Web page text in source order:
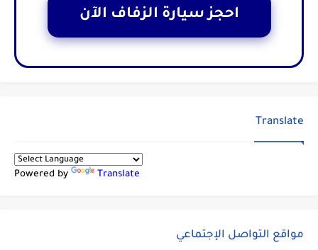
احجز سيارة الزفاف الآن
Translate
Powered by Translate
مواقع التواصل الإجتماعي